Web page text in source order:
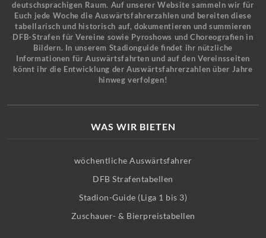
deutschsprachigen Raum. Auf unserer Website sammeln wir für
Euch jede Woche die Auswärtsfahrerzahlen und bereiten diese
tabellarisch und historisch auf, dokumentieren und summieren
DFB-Strafen für Vereine sowie Pyroshows und Choreografien in
Bildern. In unserem Stadionguide findet ihr nützliche
Informationen für Auswärtsfahrten und auf den Vereinsseiten
könnt ihr die Entwicklung der Auswärtsfahrerzahlen über Jahre
hinweg verfolgen!
WAS WIR BIETEN
wöchentliche Auswärtsfahrer
DFB Strafentabellen
Stadion-Guide (Liga 1 bis 3)
Zuschauer- & Bierpreistabellen